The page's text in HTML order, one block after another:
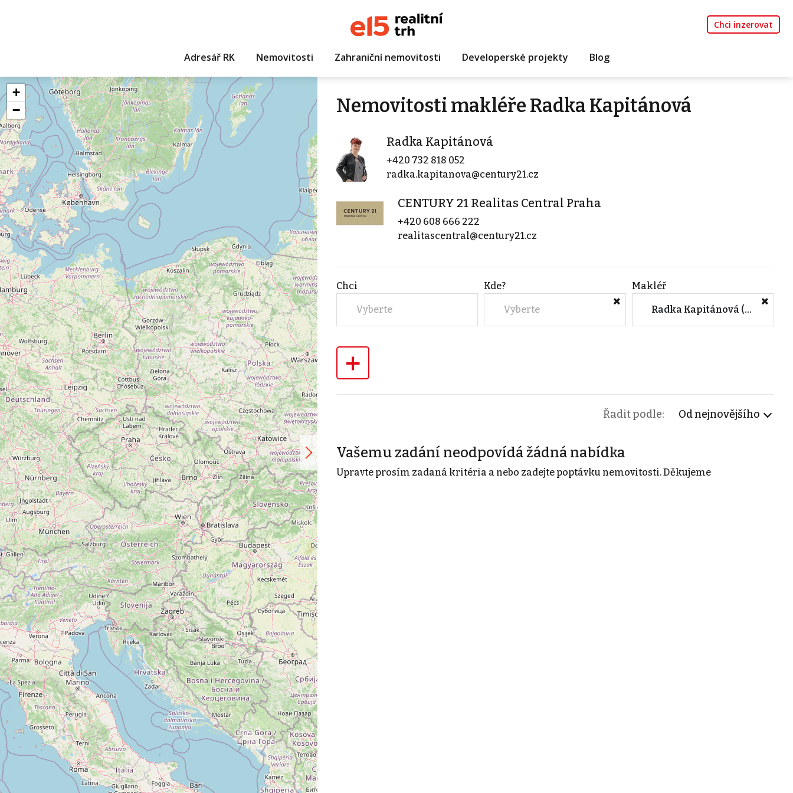
Chci inzerovat
Adresář RK Nemovitosti Zahraniční nemovitosti Developerské projekty Blog
+
−
Nemovitosti makléře Radka Kapitánová
Radka Kapitánová
+420 732 818 052
radka.kapitanova@century21.cz
CENTURY 21 Realitas Central Praha
+420 608 666 222
realitascentral@century21.cz
Chci
Vyberte
Kde?
Vyberte
Makléř
Radka Kapitánová (CENTURY 21 Realitas Central Praha)
+
Řadit podle: Od nejnovějšího
Vašemu zadání neodpovídá žádná nabídka
Upravte prosím zadaná kritéria a nebo zadejte poptávku nemovitosti. Děkujeme